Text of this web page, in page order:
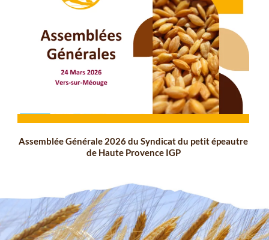
Assemblée Générale 2026 du Syndicat du petit épeautre
de Haute Provence IGP